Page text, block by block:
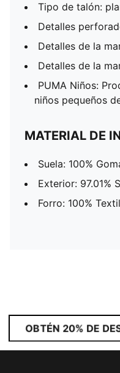
Tipo de talón:
Detalles
Detalles de la
Detalles de la
PUMA Niños:
niños pequeños
MATERIAL DE
Suela: 100%
Exterior: 97.01%
Forro: 100% Textil
OBTÉN 20% DE